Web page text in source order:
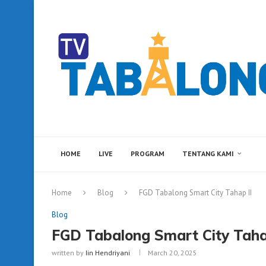
HOME LIVE PROGRAM TENTANG KAMI
Home Blog FGD Tabalong Smart City Tahap II
Blog
FGD Tabalong Smart City
written by Iin Hendriyani March 20, 2025